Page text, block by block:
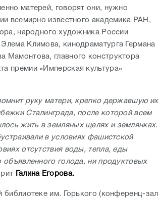
матерей, говорят они, нужно
всемирно известного академика РАН,
народного художника России
Климова, кинодраматурга Германа
Мамонтова, главного конструктора
премии «Имперская культура»
руку матери, крепко державшую их
Сталинграда, после которой всем
жить в земляных щелях и землянках.
в условиях фашистской
отсутствия воды, тепла, еды
голода, ни продуктовых
Галина Егорова.
библиотеке им. Горького (конференц-зал